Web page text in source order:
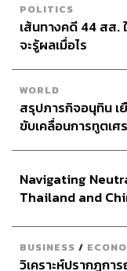
POLITICS
เส้นทางคดี 44 สส.
จะรู้ผลเมื่อไร
WORLD
สรุปภารกิจอนุทิน เ
ขับเคลื่อนการทูตเศ
Navigating
Thailand and
BUSINESS /
วิเคราะห์ปรากฏก